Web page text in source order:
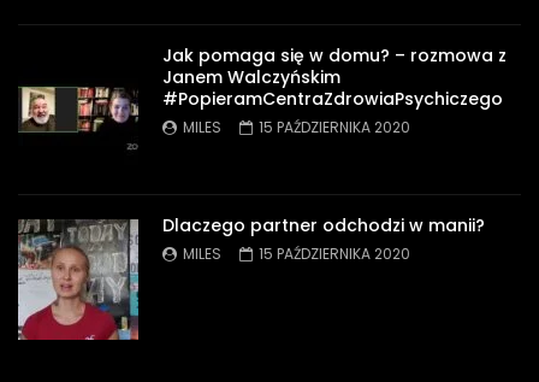
Jak pomaga się w domu? – rozmowa z
Janem Walczyńskim
#PopieramCentraZdrowiaPsychiczego
MILES 15 PAŹDZIERNIKA 2020
Dlaczego partner odchodzi w manii?
MILES 15 PAŹDZIERNIKA 2020